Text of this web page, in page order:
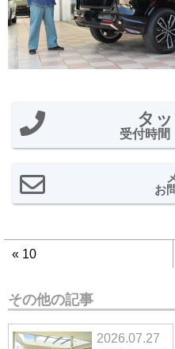
タ
受付時
お
« 10
その他の記事
2026.07.27